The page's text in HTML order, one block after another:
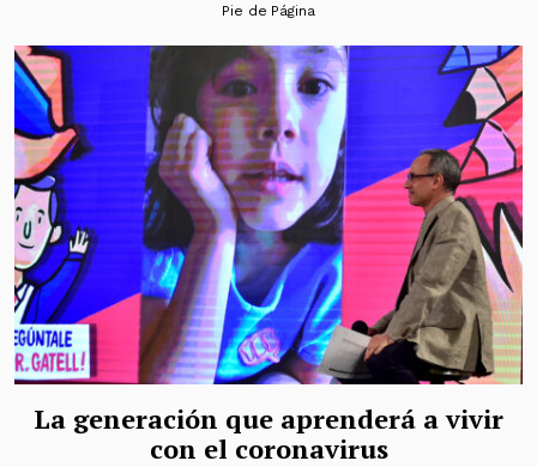
Pie de Página
La generación que aprenderá a vivir
con el coronavirus